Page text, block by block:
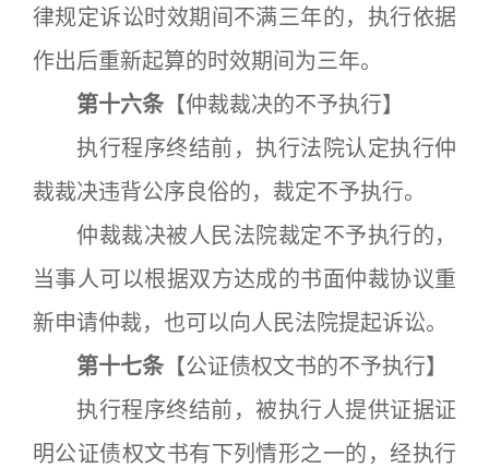
律规定诉讼时效期间不满三年的，执行依据
作出后重新起算的时效期间为三年。
第十六条 【仲裁裁决的不予执行】
执行程序终结前，执行法院认定执行仲
裁裁决违背公序良俗的，裁定不予执行。
仲裁裁决被人民法院裁定不予执行的，
当事人可以根据双方达成的书面仲裁协议重
新申请仲裁，也可以向人民法院提起诉讼。
第十七条 【公证债权文书的不予执行】
执行程序终结前，被执行人提供证据证
明公证债权文书有下列情形之一的，经执行